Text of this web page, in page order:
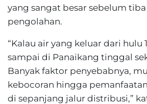
yang sangat besar sebelum
pengolahan.
“Kalau air yang keluar dari hulu
sampai di Panaikang tinggal
Banyak faktor penyebabnya,
kebocoran hingga
di sepanjang jalur distribusi,”